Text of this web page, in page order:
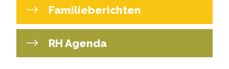
Familieberichten
RH Agenda